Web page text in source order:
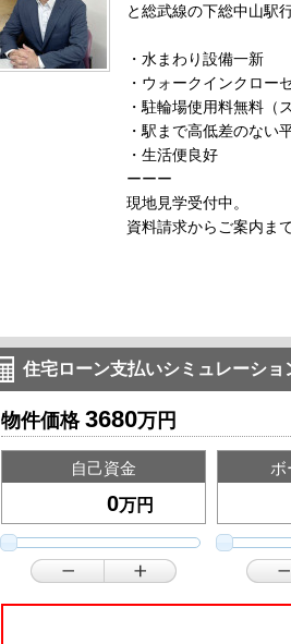
と総武線の下総中山駅
・水まわり設備一新
・ウォークインクロー
・駐輪場使用料無料（
・駅まで高低差のない
・生活便良好
ーーー
現地見学受付中。
資料請求からご案内ま
住宅ローン支払いシミュレーショ
物件価格 3680万円
自己資金
万円
ボ